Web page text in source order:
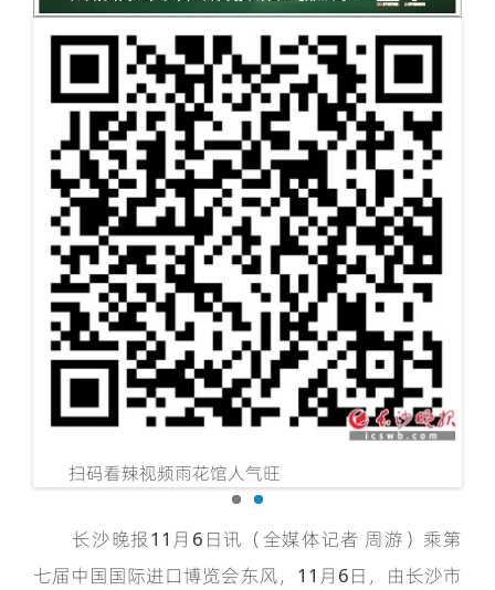
扫码看辣视频雨花馆人气旺
长沙晚报11月6日讯（全媒体记者 周游）乘第
七届中国国际进口博览会东风，11月6日，由长沙市